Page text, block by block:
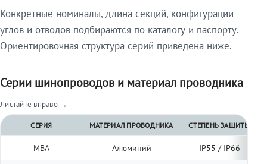
Конкретные номиналы, длина секций, конфигурации
углов и отводов подбираются по каталогу и паспорту.
Ориентировочная структура серий приведена ниже.
Серии шинопроводов и материал проводника
Листайте вправо →
СЕРИЯ МАТЕРИАЛ ПРОВОДНИКА СТЕПЕНЬ ЗАЩИТЫ
МВА Алюминий IP55 / IP66